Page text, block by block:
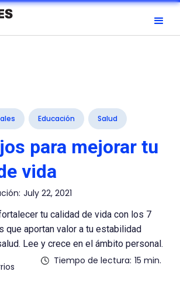
Educación Salud
para mejorar tu
vida
July 22, 2021
tu calidad de vida con los 7
que aportan valor a tu estabilidad
Lee y crece en el ámbito personal.
Tiempo de lectura: 15 min.